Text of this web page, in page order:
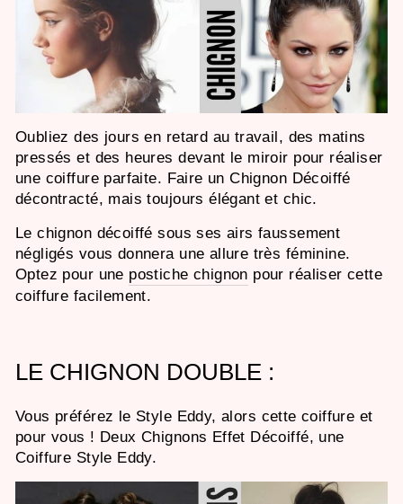
Oubliez des jours en retard au travail, des matins
pressés et des heures devant le miroir pour réaliser
une coiffure parfaite. Faire un Chignon Décoiffé
décontracté, mais toujours élégant et chic.
Le chignon décoiffé sous ses airs faussement
négligés vous donnera une allure très féminine.
Optez pour une postiche chignon pour réaliser cette
coiffure facilement.
LE CHIGNON DOUBLE :
Vous préférez le Style Eddy, alors cette coiffure et
pour vous ! Deux Chignons Effet Décoiffé, une
Coiffure Style Eddy.